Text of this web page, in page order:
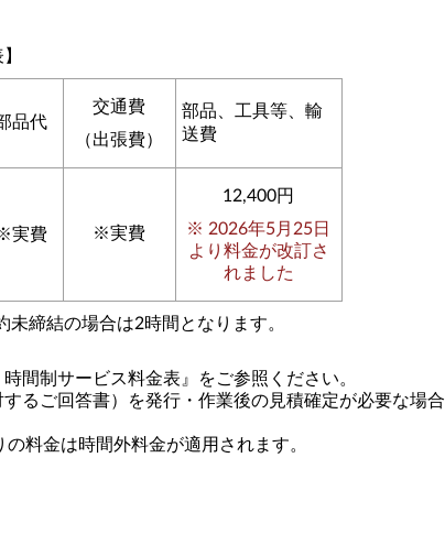
品代
交通費
（出張費）
部品、工具等、輸
送費
実費 ※実費
12,400円
※ 2026年5月25日
より料金が改訂さ
れました
締結の場合は2時間となります。
間制サービス料金表』をご参照ください。
るご回答書）を発行・作業後の見積確定が必要な場合
料金は時間外料金が適用されます。